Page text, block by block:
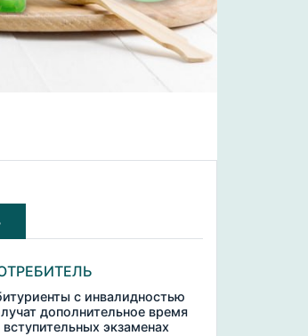
с инвалидностью
дополнительное время
вступительных экзаменах